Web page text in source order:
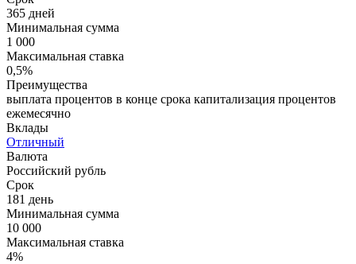
365 дней
Минимальная сумма
1 000
Максимальная ставка
0,5%
Преимущества
выплата процентов в конце срока капитализация процентов
ежемесячно
Вклады
Отличный
Валюта
Российский рубль
Срок
181 день
Минимальная сумма
10 000
Максимальная ставка
4%